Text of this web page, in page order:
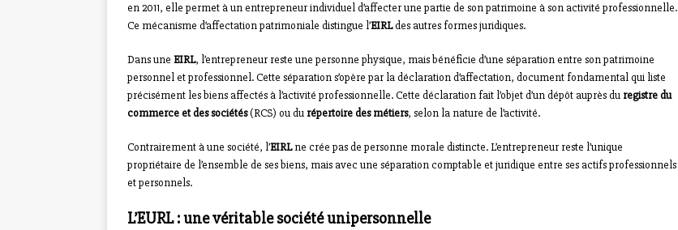
en 2011, elle permet à un entrepreneur individuel d’affecter une partie de son patrimoine à son activité professionnelle.
Ce mécanisme d’affectation patrimoniale distingue l’EIRLdes autres formes juridiques.
Dans une EIRL, l’entrepreneur reste une personne physique, mais bénéficie d’une séparation entre son patrimoine
personnel et professionnel. Cette séparation s’opère par la déclaration d’affectation, document fondamental qui liste
précisément les biens affectés à l’activité professionnelle. Cette déclaration fait l’objet d’un dépôt auprès du registre du
commerce et des sociétés(RCS) ou du répertoire des métiers, selon la nature de l’activité.
Contrairement à une société, l’EIRLne crée pas de personne morale distincte. L’entrepreneur reste l’unique
propriétaire de l’ensemble de ses biens, mais avec une séparation comptable et juridique entre ses actifs professionnels
et personnels.
L’EURL : une véritable société unipersonnelle